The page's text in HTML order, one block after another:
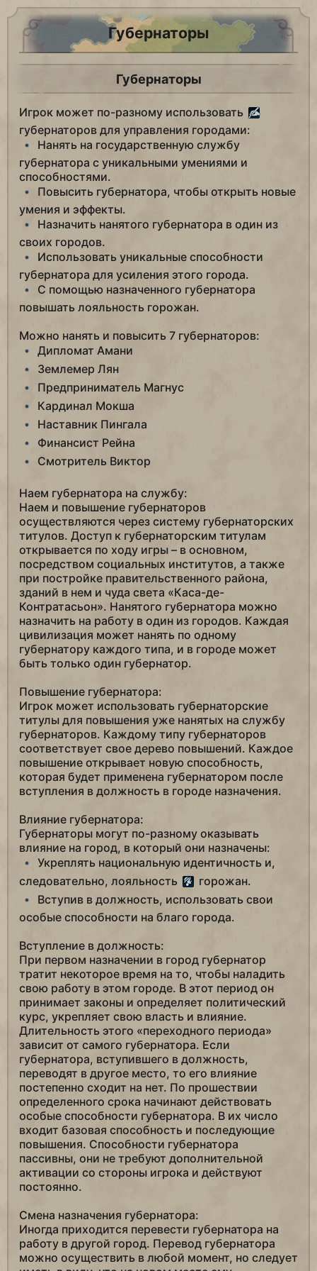
Губернаторы
Губернаторы
Игрок может по-разному использовать
губернаторов для управления городами:
Нанять на государственную службу
губернатора с уникальными умениями и
способностями.
Повысить губернатора, чтобы открыть новые
умения и эффекты.
Назначить нанятого губернатора в один из
своих городов.
Использовать уникальные способности
губернатора для усиления этого города.
С помощью назначенного губернатора
повышать лояльность горожан.
Можно нанять и повысить 7 губернаторов:
Дипломат Амани
Землемер Лян
Предприниматель Магнус
Кардинал Мокша
Наставник Пингала
Финансист Рейна
Смотритель Виктор
Наем губернатора на службу:
Наем и повышение губернаторов
осуществляются через систему губернаторских
титулов. Доступ к губернаторским титулам
открывается по ходу игры – в основном,
посредством социальных институтов, а также
при постройке правительственного района,
зданий в нем и чуда света «Каса-де-
Контратасьон». Нанятого губернатора можно
назначить на работу в один из городов. Каждая
цивилизация может нанять по одному
губернатору каждого типа, и в городе может
быть только один губернатор.
Повышение губернатора:
Игрок может использовать губернаторские
титулы для повышения уже нанятых на службу
губернаторов. Каждому типу губернаторов
соответствует свое дерево повышений. Каждое
повышение открывает новую способность,
которая будет применена губернатором после
вступления в должность в городе назначения.
Влияние губернатора:
Губернаторы могут по-разному оказывать
влияние на город, в который они назначены:
Укреплять национальную идентичность и,
следовательно, лояльность
горожан.
Вступив в должность, использовать свои
особые способности на благо города.
Вступление в должность:
При первом назначении в город губернатор
тратит некоторое время на то, чтобы наладить
свою работу в этом городе. В этот период он
принимает законы и определяет политический
курс, укрепляет свою власть и влияние.
Длительность этого «переходного периода»
зависит от самого губернатора. Если
губернатора, вступившего в должность,
переводят в другое место, то его влияние
постепенно сходит на нет. По прошествии
определенного срока начинают действовать
особые способности губернатора. В их число
входит базовая способность и последующие
повышения. Способности губернатора
пассивны, они не требуют дополнительной
активации со стороны игрока и действуют
постоянно.
Смена назначения губернатора:
Иногда приходится перевести губернатора на
работу в другой город. Перевод губернатора
можно осуществить в любой момент, но следует